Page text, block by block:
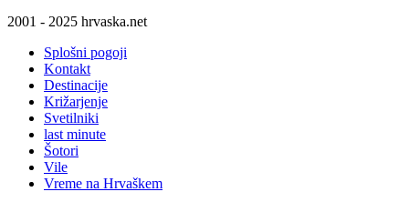
2001 - 2025 hrvaska.net
Splošni pogoji
Kontakt
Destinacije
Križarjenje
Svetilniki
last minute
Šotori
Vile
Vreme na Hrvaškem